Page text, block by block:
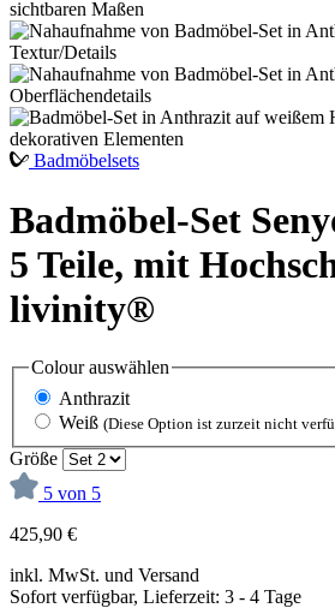
Badmöbelsets
Badmöbel-Set
5 Teile, mit
livinity®
Colourauswählen
Anthrazit
Weiß (Diese Option ist zurzeit nicht
Größe
5 von 5
425,90 €
inkl. MwSt. und Versand
Sofort verfügbar, Lieferzeit: 3 - 4 Tage